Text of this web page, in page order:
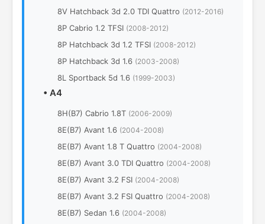
8V Hatchback 3d 2.0 TDI Quattro (2012-2016)
8P Cabrio 1.2 TFSI (2008-2012)
8P Hatchback 3d 1.2 TFSI (2008-2012)
8P Hatchback 3d 1.6 (2003-2008)
8L Sportback 5d 1.6 (1999-2003)
• A4
8H(B7) Cabrio 1.8T (2006-2009)
8E(B7) Avant 1.6 (2004-2008)
8E(B7) Avant 1.8 T Quattro (2004-2008)
8E(B7) Avant 3.0 TDI Quattro (2004-2008)
8E(B7) Avant 3.2 FSI (2004-2008)
8E(B7) Avant 3.2 FSI Quattro (2004-2008)
8E(B7) Sedan 1.6 (2004-2008)